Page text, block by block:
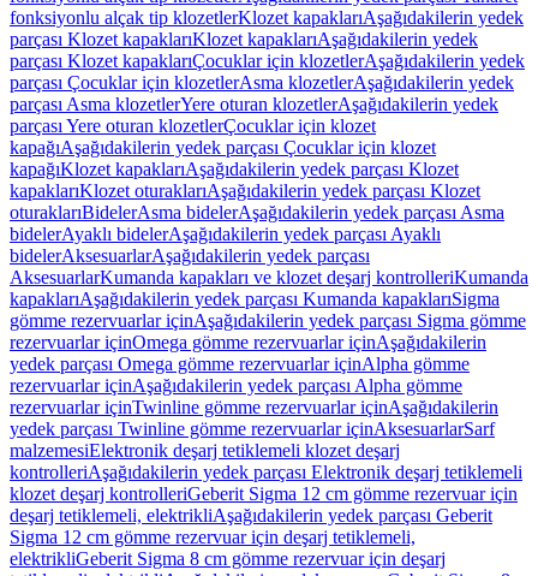
fonksiyonlu alçak tip klozetlerKlozet kapaklarıAşağıdakilerin yedek
parçası Klozet kapaklarıKlozet kapaklarıAşağıdakilerin yedek
parçası Klozet kapaklarıÇocuklar için klozetlerAşağıdakilerin yedek
parçası Çocuklar için klozetlerAsma klozetlerAşağıdakilerin yedek
parçası Asma klozetlerYere oturan klozetlerAşağıdakilerin yedek
parçası Yere oturan klozetlerÇocuklar için klozet
kapağıAşağıdakilerin yedek parçası Çocuklar için klozet
kapağıKlozet kapaklarıAşağıdakilerin yedek parçası Klozet
kapaklarıKlozet oturaklarıAşağıdakilerin yedek parçası Klozet
oturaklarıBidelerAsma bidelerAşağıdakilerin yedek parçası Asma
bidelerAyaklı bidelerAşağıdakilerin yedek parçası Ayaklı
bidelerAksesuarlarAşağıdakilerin yedek parçası
AksesuarlarKumanda kapakları ve klozet deşarj kontrolleriKumanda
kapaklarıAşağıdakilerin yedek parçası Kumanda kapaklarıSigma
gömme rezervuarlar içinAşağıdakilerin yedek parçası Sigma gömme
rezervuarlar içinOmega gömme rezervuarlar içinAşağıdakilerin
yedek parçası Omega gömme rezervuarlar içinAlpha gömme
rezervuarlar içinAşağıdakilerin yedek parçası Alpha gömme
rezervuarlar içinTwinline gömme rezervuarlar içinAşağıdakilerin
yedek parçası Twinline gömme rezervuarlar içinAksesuarlarSarf
malzemesiElektronik deşarj tetiklemeli klozet deşarj
kontrolleriAşağıdakilerin yedek parçası Elektronik deşarj tetiklemeli
klozet deşarj kontrolleriGeberit Sigma 12 cm gömme rezervuar için
deşarj tetiklemeli, elektrikliAşağıdakilerin yedek parçası Geberit
Sigma 12 cm gömme rezervuar için deşarj tetiklemeli,
elektrikliGeberit Sigma 8 cm gömme rezervuar için deşarj